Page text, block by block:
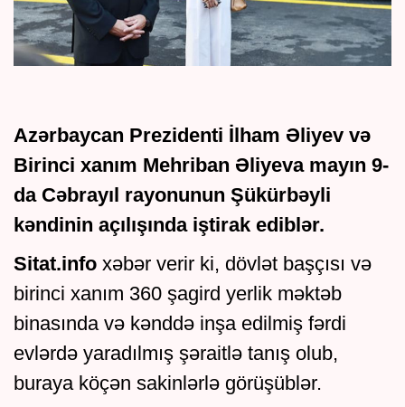
Azərbaycan Prezidenti İlham Əliyev və
Birinci xanım Mehriban Əliyeva mayın 9-
da Cəbrayıl rayonunun Şükürbəyli
kəndinin açılışında iştirak ediblər.
Sitat.info xəbər verir ki, dövlət başçısı və
birinci xanım 360 şagird yerlik məktəb
binasında və kənddə inşa edilmiş fərdi
evlərdə yaradılmış şəraitlə tanış olub,
buraya köçən sakinlərlə görüşüblər.